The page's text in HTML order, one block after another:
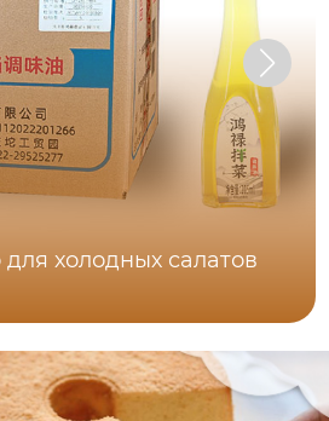
холодных салатов